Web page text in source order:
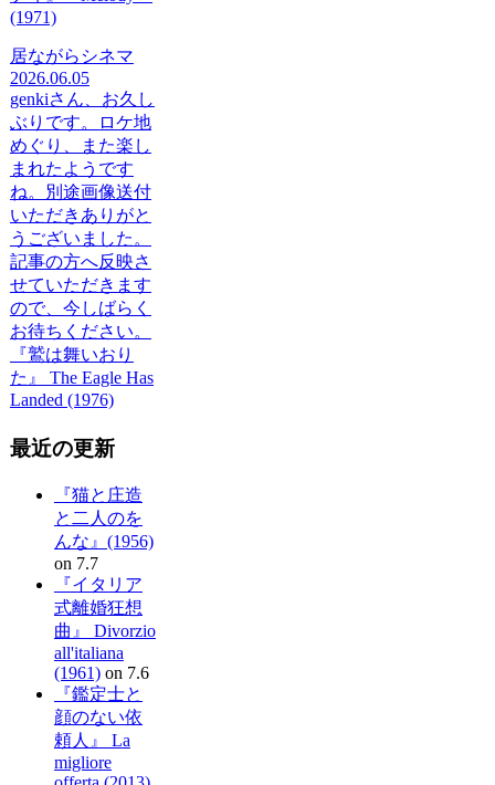
(1971)
居ながらシネマ
2026.06.05
genkiさん、お久し
ぶりです。ロケ地
めぐり、また楽し
まれたようです
ね。別途画像送付
いただきありがと
うございました。
記事の方へ反映さ
せていただきます
ので、今しばらく
お待ちください。
『鷲は舞いおり
た』 The Eagle Has
Landed (1976)
最近の更新
『猫と庄造
と二人のを
んな』(1956)
on 7.7
『イタリア
式離婚狂想
曲』 Divorzio
all'italiana
(1961)on 7.6
『鑑定士と
顔のない依
頼人』 La
migliore